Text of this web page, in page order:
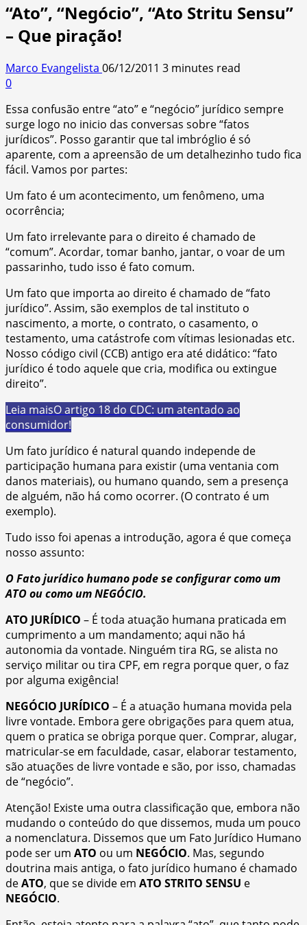
“Ato”, “Negócio”, “Ato Stritu Sensu”
– Que piração!
Marco Evangelista 06/12/2011 3 minutes read
0
Essa confusão entre “ato” e “negócio” jurídico sempre
surge logo no inicio das conversas sobre “fatos
jurídicos”. Posso garantir que tal imbróglio é só
aparente, com a apreensão de um detalhezinho tudo fica
fácil. Vamos por partes:
Um fato é um acontecimento, um fenômeno, uma
ocorrência;
Um fato irrelevante para o direito é chamado de
“comum”. Acordar, tomar banho, jantar, o voar de um
passarinho, tudo isso é fato comum.
Um fato que importa ao direito é chamado de “fato
jurídico”. Assim, são exemplos de tal instituto o
nascimento, a morte, o contrato, o casamento, o
testamento, uma catástrofe com vítimas lesionadas etc.
Nosso código civil (CCB) antigo era até didático: “fato
jurídico é todo aquele que cria, modifica ou extingue
direito”.
Leia maisO artigo 18 do CDC: um atentado ao
consumidor!
Um fato jurídico é natural quando independe de
participação humana para existir (uma ventania com
danos materiais), ou humano quando, sem a presença
de alguém, não há como ocorrer. (O contrato é um
exemplo).
Tudo isso foi apenas a introdução, agora é que começa
nosso assunto:
O Fato jurídico humano pode se configurar como um
ATO ou como um NEGÓCIO.
ATO JURÍDICO – É toda atuação humana praticada em
cumprimento a um mandamento; aqui não há
autonomia da vontade. Ninguém tira RG, se alista no
serviço militar ou tira CPF, em regra porque quer, o faz
por alguma exigência!
NEGÓCIO JURÍDICO – É a atuação humana movida pela
livre vontade. Embora gere obrigações para quem atua,
quem o pratica se obriga porque quer. Comprar, alugar,
matricular-se em faculdade, casar, elaborar testamento,
são atuações de livre vontade e são, por isso, chamadas
de “negócio”.
Atenção! Existe uma outra classificação que, embora não
mudando o conteúdo do que dissemos, muda um pouco
a nomenclatura. Dissemos que um Fato Jurídico Humano
pode ser um ATO ou um NEGÓCIO. Mas, segundo
doutrina mais antiga, o fato jurídico humano é chamado
deATO, que se divide em ATO STRITO SENSU e
NEGÓCIO.